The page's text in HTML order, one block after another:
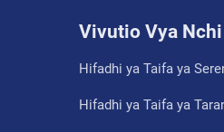
Vivutio Vya Nchi
Hifadhi ya Taifa ya
Hifadhi ya Taifa ya